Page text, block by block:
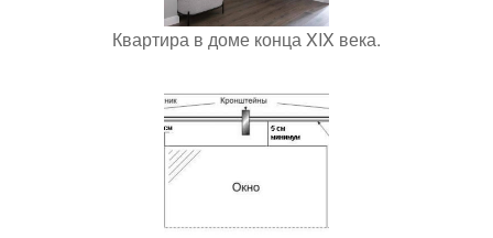
Квартира в доме конца XIX века.